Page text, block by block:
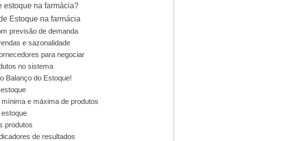
estoque na farmácia?
Estoque na farmácia
previsão de demanda
e sazonalidade
para negociar
no sistema
Balanço do Estoque!
mínima e máxima de produtos
produtos
de resultados